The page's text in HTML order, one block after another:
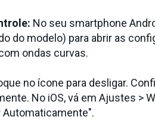
No seu smartphone
do modelo) para abrir as
ondas curvas.
no ícone para desligar.
No iOS, vá em Ajustes >